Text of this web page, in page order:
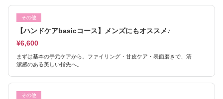
その他
【ハンドケアbasicコース】メンズにもオススメ♪
¥6,600
まずは基本の手元ケアから。ファイリング・甘皮ケア・表面磨きで、清
潔感のある美しい指先へ。
その他